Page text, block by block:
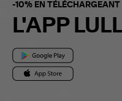
-10% EN TÉLÉCHARGEANT
L'APP